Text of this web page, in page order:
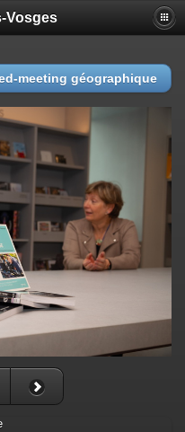
Vosges
meeting géographique